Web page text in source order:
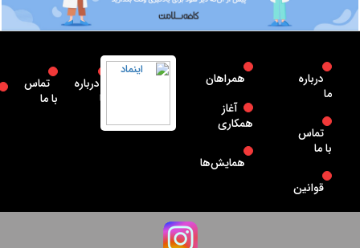
درباره
ما
تماس
با ما
قوانین
همراهان
آغاز
همکاری
همایش‌ها
درباره
ما
تماس
با ما